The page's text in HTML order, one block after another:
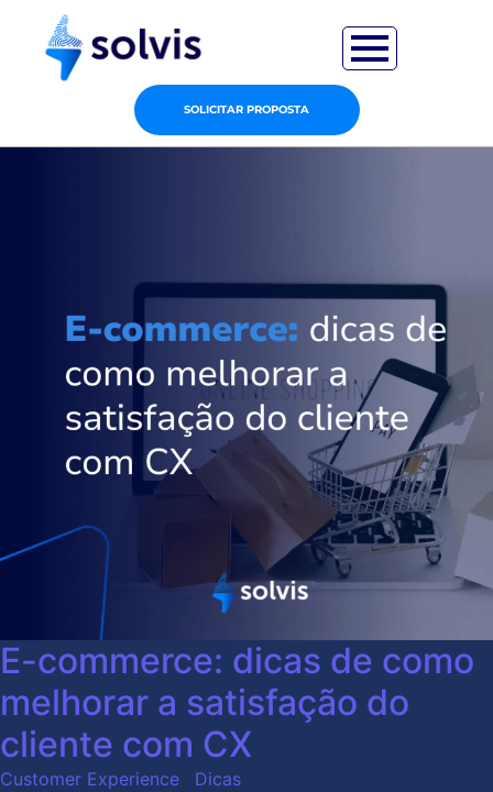
SOLICITAR PROPOSTA
E-commerce: dicas de como
melhorar a satisfação do
cliente com CX
Customer Experience, Dicas